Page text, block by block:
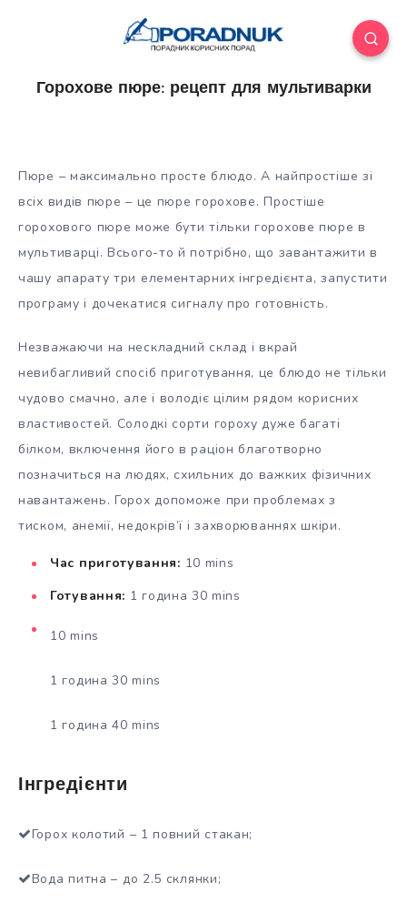
Горохове пюре: рецепт для мультиварки
Пюре – максимально просте блюдо. А найпростіше зі
всіх видів пюре – це пюре горохове. Простіше
горохового пюре може бути тільки горохове пюре в
мультиварці. Всього-то й потрібно, що завантажити в
чашу апарату три елементарних інгредієнта, запустити
програму і дочекатися сигналу про готовність.
Незважаючи на нескладний склад і вкрай
невибагливий спосіб приготування, це блюдо не тільки
чудово смачно, але і володіє цілим рядом корисних
властивостей. Солодкі сорти гороху дуже багаті
білком, включення його в раціон благотворно
позначиться на людях, схильних до важких фізичних
навантажень. Горох допоможе при проблемах з
тиском, анемії, недокрів’ї і захворюваннях шкіри.
Час приготування: 10 mins
Готування: 1 година 30 mins
10 mins
1 година 30 mins
1 година 40 mins
Інгредієнти
Горох колотий – 1 повний стакан;
Вода питна – до 2.5 склянки;